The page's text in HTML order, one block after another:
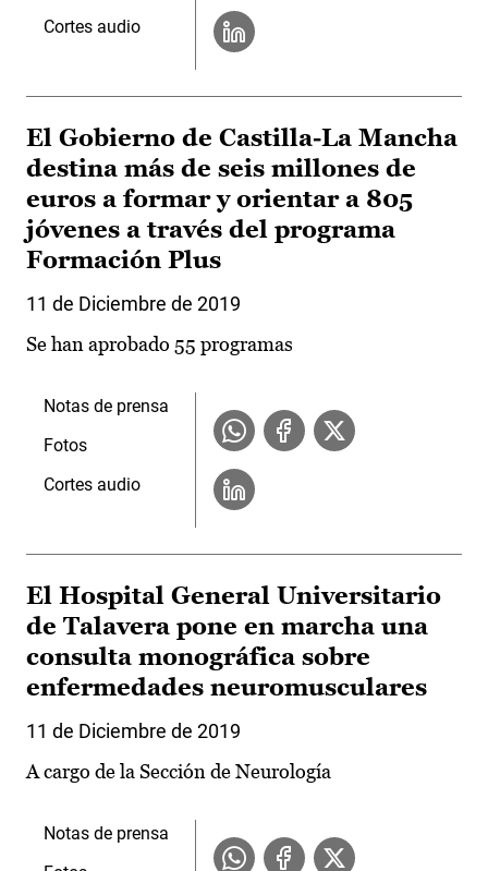
Cortes audio
El Gobierno de Castilla-La Mancha
destina más de seis millones de
euros a formar y orientar a 805
jóvenes a través del programa
Formación Plus
11 de Diciembre de 2019
Se han aprobado 55 programas
Notas de prensa
Fotos
Cortes audio
El Hospital General Universitario
de Talavera pone en marcha una
consulta monográfica sobre
enfermedades neuromusculares
11 de Diciembre de 2019
A cargo de la Sección de Neurología
Notas de prensa